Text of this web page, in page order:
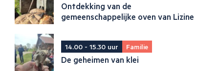
Ontdekking van de
gemeenschappelijke oven van Lizine
14.00 - 15.30 uur Familie
De geheimen van klei